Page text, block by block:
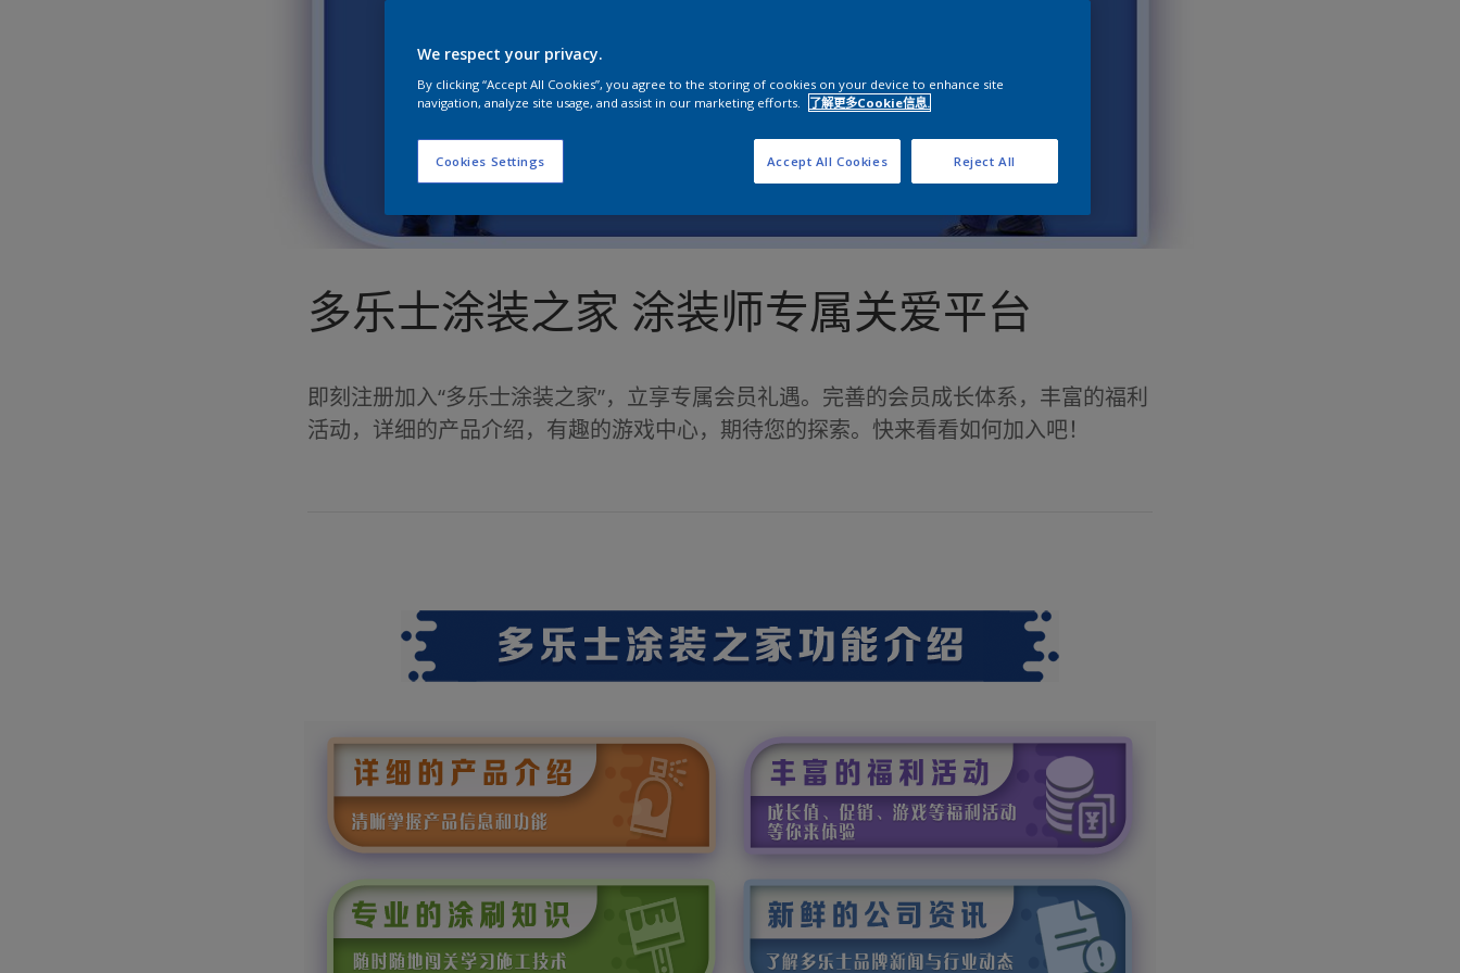
多乐士涂装之家 涂装师专属关爱平台
即刻注册加入“多乐士涂装之家”，立享专属会员礼遇。完善的会员成长体系，丰富的福利
活动，详细的产品介绍，有趣的游戏中心，期待您的探索。快来看看如何加入吧！
We respect your privacy.
By clicking “Accept All Cookies”, you agree to the storing of cookies on your device to enhance site
navigation, analyze site usage, and assist in our marketing efforts.
了解更多Cookie信息.
Cookies Settings Reject All
Accept All Cookies